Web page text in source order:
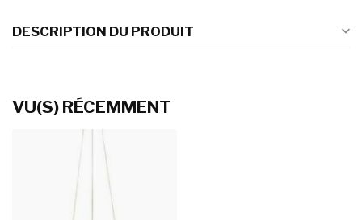
DESCRIPTION DU PRODUIT
VU(S) RÉCEMMENT